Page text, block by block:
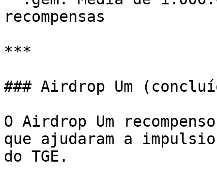
recompensas
***
### Airdrop Um
O Airdrop Um
que ajudaram a
do TGE.